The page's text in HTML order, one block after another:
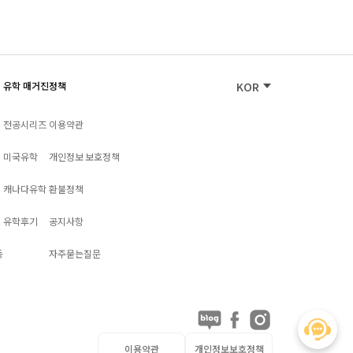
유학 매거진
전공시리즈
미국유학
캐나다유학
유학후기
정책
이용약관
개인정보 보호정책
환불정책
공지사항
자주묻는질문
KOR
이용약관 개인정보보호정책